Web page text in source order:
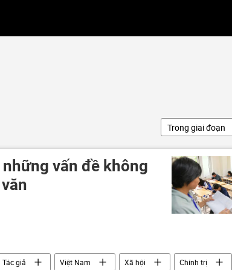
Trong giai đoạn
vấn đề không
Tác giả Việt Nam Xã hội
Chính trị